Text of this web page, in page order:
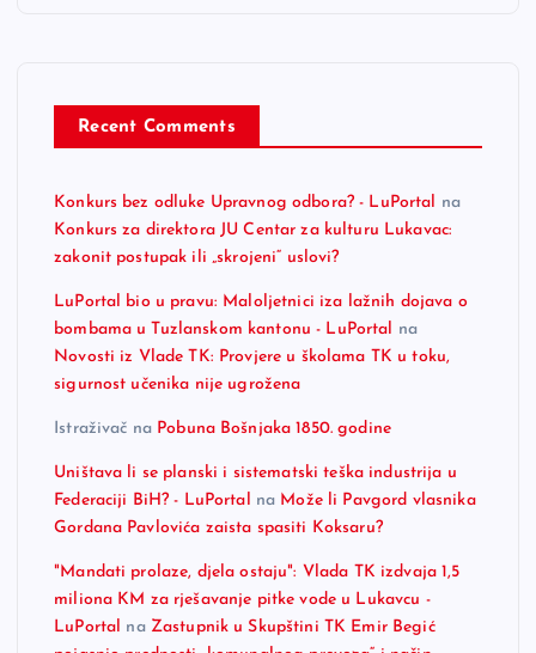
Recent Comments
Konkurs bez odluke Upravnog odbora? - LuPortal
na
Konkurs za direktora JU Centar za kulturu Lukavac:
zakonit postupak ili „skrojeni“ uslovi?
LuPortal bio u pravu: Maloljetnici iza lažnih dojava o
bombama u Tuzlanskom kantonu - LuPortal
na
Novosti iz Vlade TK: Provjere u školama TK u toku,
sigurnost učenika nije ugrožena
Istraživač na Pobuna Bošnjaka 1850. godine
Uništava li se planski i sistematski teška industrija u
Federaciji BiH? - LuPortal
na Može li Pavgord vlasnika
Gordana Pavlovića zaista spasiti Koksaru?
"Mandati prolaze, djela ostaju": Vlada TK izdvaja 1,5
miliona KM za rješavanje pitke vode u Lukavcu -
LuPortal na Zastupnik u Skupštini TK Emir Begić